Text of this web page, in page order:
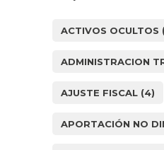
ACTIVOS OCULTOS
ADMINISTRACION
AJUSTE FISCAL (4)
APORTACIÓN NO